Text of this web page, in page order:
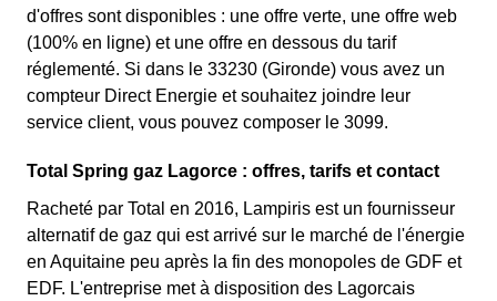
d'offres sont disponibles : une offre verte, une offre web
(100% en ligne) et une offre en dessous du tarif
réglementé. Si dans le 33230 (Gironde) vous avez un
compteur Direct Energie et souhaitez joindre leur
service client, vous pouvez composer le 3099.
Total Spring gaz Lagorce : offres, tarifs et contact
Racheté par Total en 2016, Lampiris est un fournisseur
alternatif de gaz qui est arrivé sur le marché de l'énergie
en Aquitaine peu après la fin des monopoles de GDF et
EDF. L'entreprise met à disposition des Lagorcais